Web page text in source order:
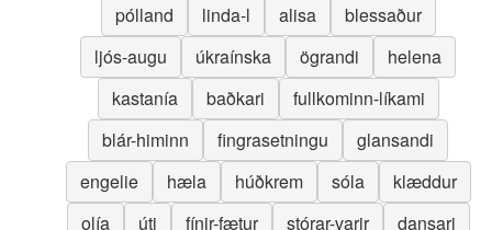
pólland
linda-l alisa
blessaður
ljós-augu
úkraínska ögrandi
helena
kastanía
baðkari
fullkominn-líkami
blár-himinn
fingrasetningu
glansandi
engelie
hæla húðkrem sóla
klæddur
olía
úti fínir-fætur stórar-varir
dansari